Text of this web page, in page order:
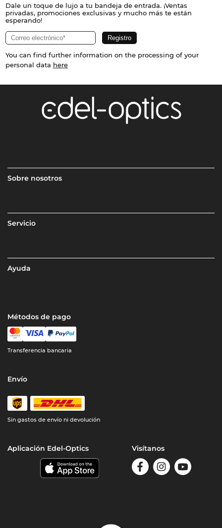
Dale un toque de lujo a tu bandeja de entrada. ¡Ventas
privadas, promociones exclusivas y mucho más te están
esperando!
You can find further information on the processing of your
personal data here
Sobre nosotros
Servicio
Ayuda
Métodos de pago
Transferencia bancaria
Envío
Sin gastos de envío ni devolución
Aplicación Edel-Optics Visítanos